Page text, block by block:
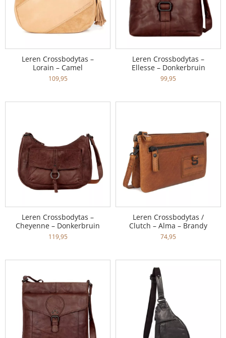
Leren Crossbodytas –
Lorain – Camel
109,95
Leren Crossbodytas –
Ellesse – Donkerbruin
99,95
Leren Crossbodytas –
Cheyenne – Donkerbruin
119,95
Leren Crossbodytas /
Clutch – Alma – Brandy
74,95